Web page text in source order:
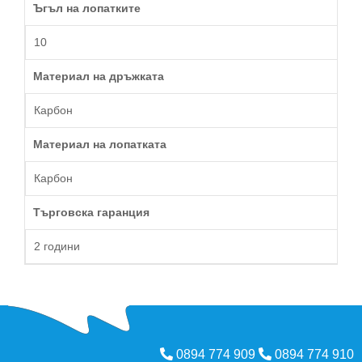
Ъгъл на лопатките
10
Материал на дръжката
Карбон
Материал на лопатката
Карбон
Търговска гаранция
2 години
0894 774 909 0894 774 910